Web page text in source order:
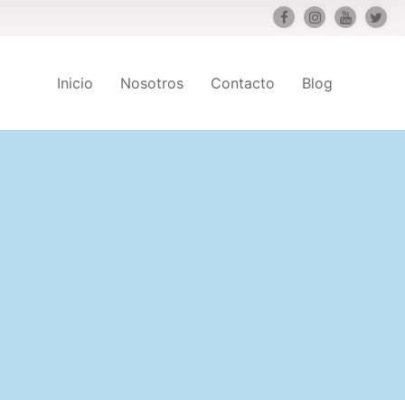
Inicio Nosotros Contacto Blog